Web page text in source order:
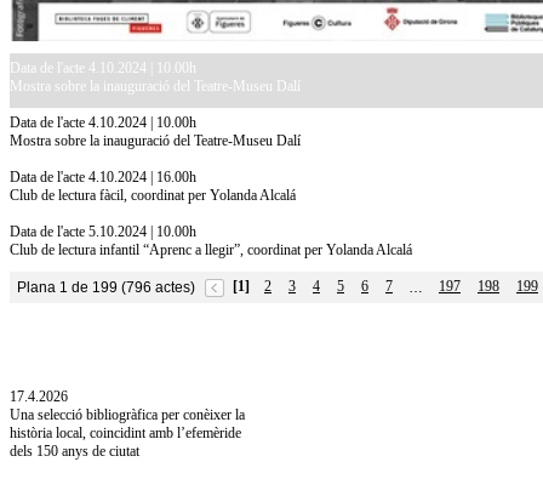
Data de l'acte 4.10.2024 | 10.00h
Mostra sobre la inauguració del Teatre-Museu Dalí
Data de l'acte 4.10.2024 | 10.00h
Mostra sobre la inauguració del Teatre-Museu Dalí
Data de l'acte 4.10.2024 | 16.00h
Club de lectura fàcil, coordinat per Yolanda Alcalá
Data de l'acte 5.10.2024 | 10.00h
Club de lectura infantil “Aprenc a llegir”, coordinat per Yolanda Alcalá
Plana 1 de 199 (796 actes) [1] 2 3 4 5 6 7 … 197 198
199
17.4.2026
Una selecció bibliogràfica per conèixer la
història local, coincidint amb l’efemèride
dels 150 anys de ciutat